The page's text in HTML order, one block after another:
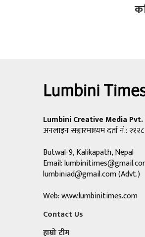
Lumbini Creative Media
अनलाइन सञ्चारमाध्यम दर्ता नं.: २१२८
Butwal-9, Kalikapath, Nepal
Email:
lumbiniad@gmail.com(Advt.)
Web: www.lumbinitimes.com
Contact Us
हाम्रो टीम